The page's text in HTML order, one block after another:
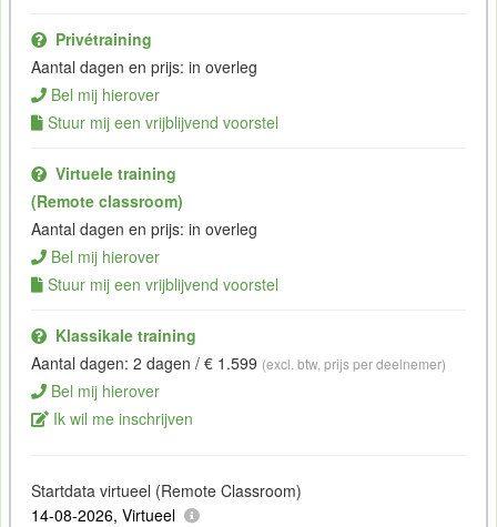
Privétraining
Aantal dagen en prijs: in overleg
Bel mij hierover
Stuur mij een vrijblijvend voorstel
Virtuele training
(Remote classroom)
Aantal dagen en prijs: in overleg
Bel mij hierover
Stuur mij een vrijblijvend voorstel
Klassikale training
Aantal dagen: 2 dagen / € 1.599 (excl. btw, prijs per deelnemer)
Bel mij hierover
Ik wil me inschrijven
Startdata virtueel (Remote Classroom)
14-08-2026, Virtueel